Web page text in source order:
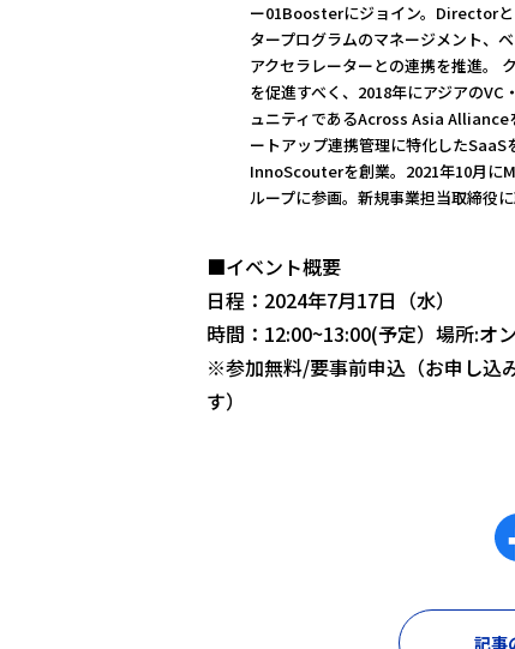
ー01Boosterにジョイン。Directorと
タープログラムのマネージメント、
アクセラレーターとの連携を推進。
を促進すべく、2018年にアジアのVC
ュニティであるAcross Asia Alliance
ートアップ連携管理に特化したSaaS
InnoScouterを創業。2021年10月に
ループに参画。新規事業担当取締役に
■イベント概要
日程：2024年7月17日（水）
時間：12:00~13:00(予定）場所:オ
※参加無料/要事前申込（お申し込
す）
記事